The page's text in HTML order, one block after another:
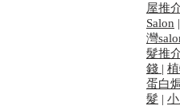
屋推
Salon |
灣
髮推
錢 |
蛋白
髮 |